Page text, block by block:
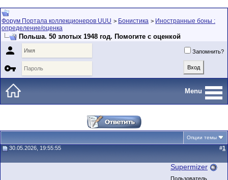
Форум Портала коллекционеров UUU > Бонистика > Иностранные боны :
определение/оценка
Польша. 50 злотых 1948 год. Помогите с оценкой
 Запомнить?

Menu
Опции темы
30.05.2026, 19:55:55 #1
Supermizer
Пользователь